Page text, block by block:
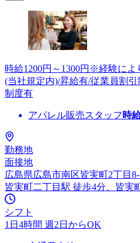
時給1200円～1300円※経験に
(当社規定内)/昇給有/従業員割
制度有
アパレル販売スタッフ 時
勤務地
面接地
広島県広島市南区皆実町2丁目
皆実町二丁目駅 徒歩4分、皆実
シフト
1日4時間 週2日からOK